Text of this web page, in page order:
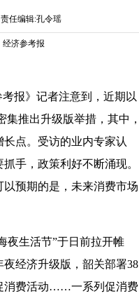
责任编辑:孔令瑶
经济参考报
报》记者注意到，近期以
推出升级版举措，其中，
点。受访的业内专家认
手，政策利好不断涌现。
预期的是，未来消费市场
夜生活节”于日前拉开帷
经济升级版，韶关部署38
消费活动……一系列促消费